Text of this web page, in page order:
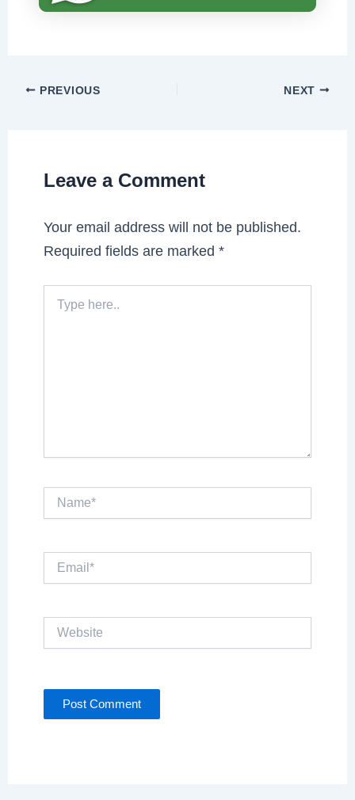
PREVIOUS NEXT
Leave a Comment
Your email address will not be published.
Required fields are marked*
here..